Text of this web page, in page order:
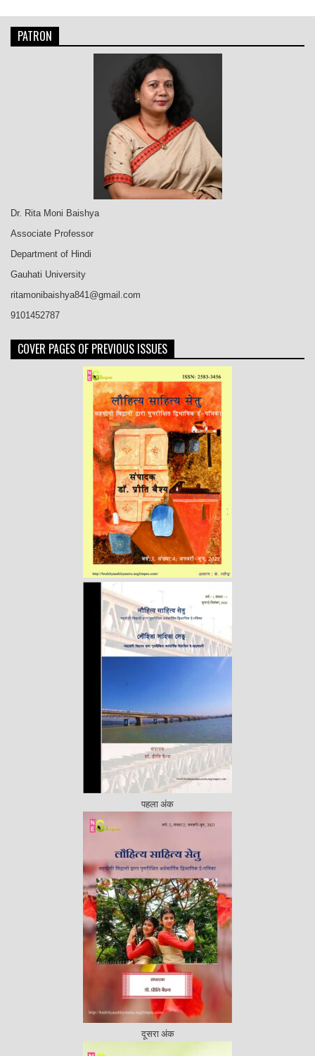
PATRON
Dr. Rita Moni Baishya
Associate Professor
Department of Hindi
Gauhati University
ritamonibaishya841@gmail.com
9101452787
COVER PAGES OF PREVIOUS ISSUES
पहला अंक
दूसरा अंक